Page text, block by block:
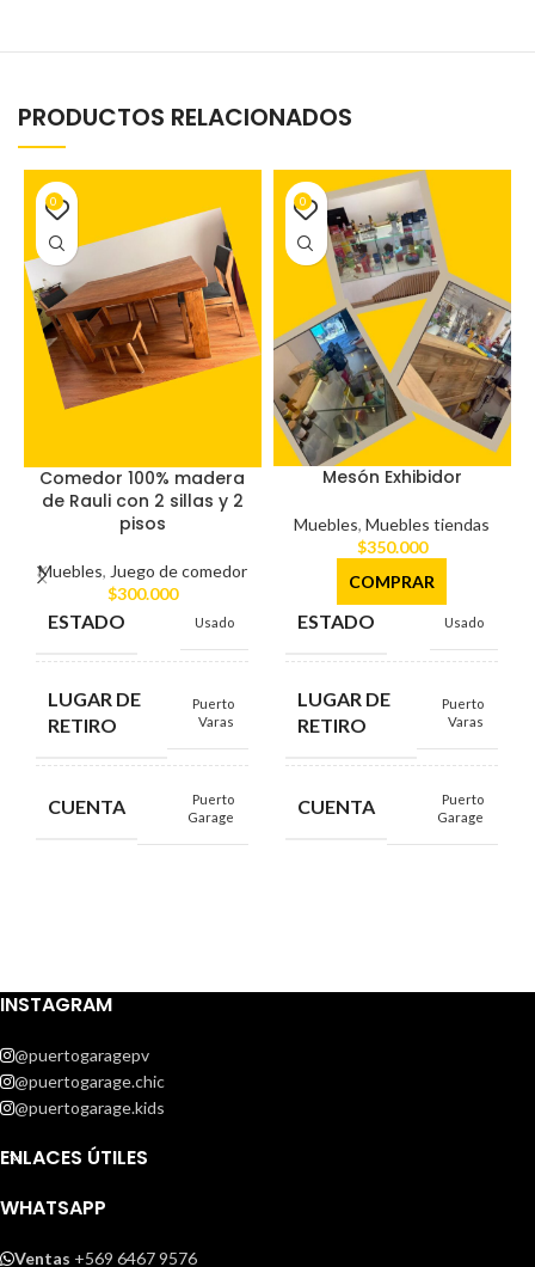
PRODUCTOS RELACIONADOS
Comedor 100% madera
de Rauli con 2 sillas y 2
pisos
Muebles, Juego de comedor
$300.000
ESTADO Usado
LUGAR DE
RETIRO
Puerto
Varas
CUENTA
Puerto
Garage
0
Mesón Exhibidor
Muebles,Muebles tiendas
$350.000
COMPRAR
ESTADO Usado
LUGAR DE
RETIRO
Puerto
Varas
CUENTA
Puerto
Garage
0
INSTAGRAM
@puertogaragepv
@puertogarage.chic
@puertogarage.kids
ENLACES ÚTILES
WHATSAPP
Ventas +569 6467 9576